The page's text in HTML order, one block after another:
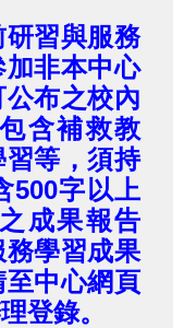
習與服務
非本中心
布之校內
含補救教
等，須持
500字以上
成果報告
務學習成果
中心網頁
登錄。